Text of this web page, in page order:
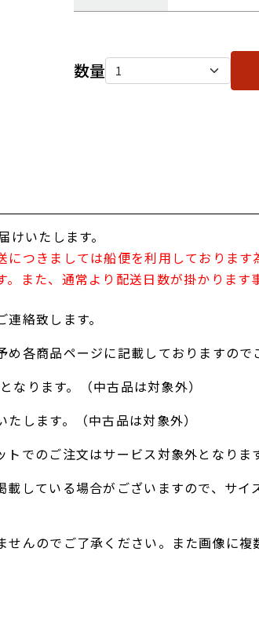
数量
いたします。
つきましては船便を利用しておりま
また、通常より配送日数が掛かります
絡致します。
各商品ページに記載しておりますので
ります。（中古品は対象外）
します。（中古品は対象外）
でのご注文はサービス対象外となりま
している場合がございますので、サイ
んのでご了承ください。また画像に複